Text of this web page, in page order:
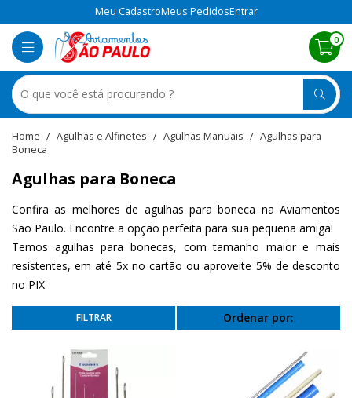
Meu CadastroMeus PedidosEntrar
0
Agulhas e Alfinetes Agulhas Manuais
Agulhas para
Boneca
Agulhas para Boneca
Confira as melhores de agulhas para boneca na Aviamentos
São Paulo. Encontre a opção perfeita para sua pequena amiga!
Temos agulhas para bonecas, com tamanho maior e mais
resistentes, em até 5x no cartão ou aproveite 5% de desconto
no PIX
Ordenar por: